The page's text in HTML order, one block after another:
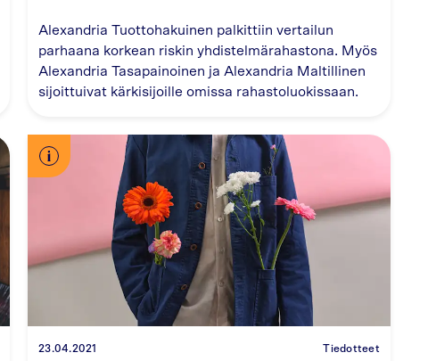
Alexandria Tuottohakuinen palkittiin vertailun
parhaana korkean riskin yhdistelmärahastona. Myös
Alexandria Tasapainoinen ja Alexandria Maltillinen
sijoittuivat kärkisijoille omissa rahastoluokissaan.
23.04.2021 Tiedotteet